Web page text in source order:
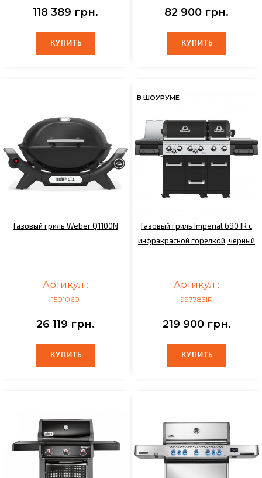
118 389 грн.
КУПИТЬ
КУПИТЬ
82 900 грн.
КУПИТЬ
КУПИТЬ
Газовый гриль Weber Q1100N
Артикул :
1501060
26 119 грн.
КУПИТЬ
КУПИТЬ
В ШОУРУМЕ
Газовый гриль Imperial 690 IR с
инфракрасной горелкой, черный
Артикул :
997783IR
219 900 грн.
КУПИТЬ
КУПИТЬ